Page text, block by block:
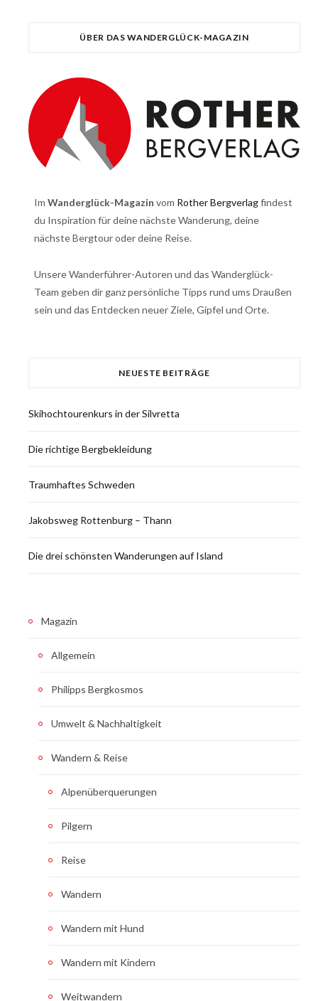
ÜBER DAS WANDERGLÜCK-MAGAZIN
Im Wanderglück-Magazin vom Rother Bergverlagfindest
du Inspiration für deine nächste Wanderung, deine
nächste Bergtour oder deine Reise.
Unsere Wanderführer-Autoren und das Wanderglück-
Team geben dir ganz persönliche Tipps rund ums Draußen
sein und das Entdecken neuer Ziele, Gipfel und Orte.
NEUESTE BEITRÄGE
Skihochtourenkurs in der Silvretta
Die richtige Bergbekleidung
Traumhaftes Schweden
Jakobsweg Rottenburg – Thann
Die drei schönsten Wanderungen auf Island
Magazin
Allgemein
Philipps Bergkosmos
Umwelt & Nachhaltigkeit
Wandern & Reise
Alpenüberquerungen
Pilgern
Reise
Wandern
Wandern mit Hund
Wandern mit Kindern
Weitwandern